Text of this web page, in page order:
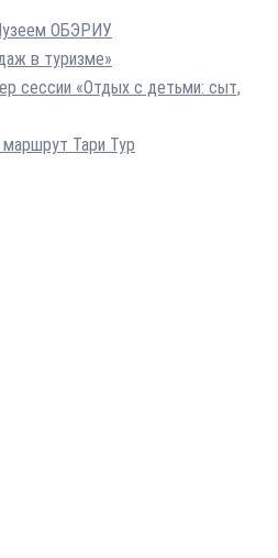
ОБЭРИУ
в туризме»
сессии «Отдых с детьми: сыт,
Тари Тур